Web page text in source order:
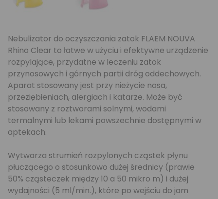
Nebulizator do oczyszczania zatok FLAEM NOUVA
Rhino Clear to łatwe w użyciu i efektywne urządzenie
rozpylające, przydatne w leczeniu zatok
przynosowych i górnych partii dróg oddechowych.
Aparat stosowany jest przy nieżycie nosa,
przeziębieniach, alergiach i katarze. Może być
stosowany z roztworami solnymi, wodami
termalnymi lub lekami powszechnie dostępnymi w
aptekach.
Wytwarza strumień rozpylonych cząstek płynu
płuczącego o stosunkowo dużej średnicy (prawie
50% cząsteczek między 10 a 50 mikro m) i dużej
wydajności (5 ml/min.), które po wejściu do jam